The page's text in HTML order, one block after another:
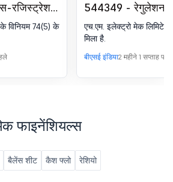
रजिस्ट्रेशन
(DP)
के विनियम 74(5) के
544349 - रेगुलेशन
(एलओडीआर) के तहत
ऑर्डर की रसीद का
एच.एम. इलेक्ट्रो मेक लिमिटेड
मिला है.
बीएसई इंडिया2 महीने 1 सप्ताह पहले
फाइनेंशियल्स
बैलेंस शीट कैश फ्लो रेशियो